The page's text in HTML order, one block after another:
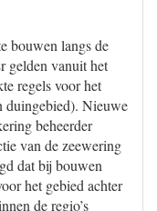
bouwen langs de
gelden vanuit het
regels voor het
duingebied). Nieuwe
beheerder
van de zeewering
dat bij bouwen
het gebied achter
de regio’s